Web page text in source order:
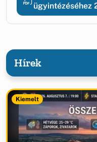
ügyintézéséhez
Hírek
Kiemelt